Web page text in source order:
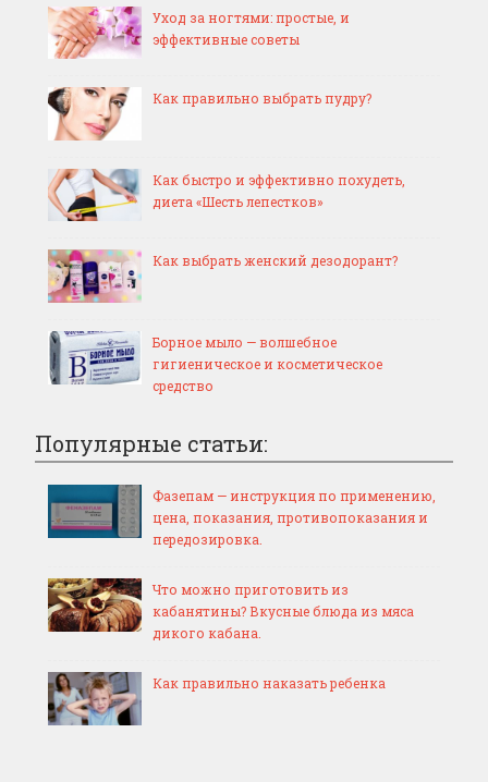
Уход за ногтями: простые, и
эффективные советы
Как правильно выбрать пудру?
Как быстро и эффективно похудеть,
диета «Шесть лепестков»
Как выбрать женский дезодорант?
Борное мыло — волшебное
гигиеническое и косметическое
средство
Популярные статьи:
Фазепам — инструкция по применению,
цена, показания, противопоказания и
передозировка.
Что можно приготовить из
кабанятины? Вкусные блюда из мяса
дикого кабана.
Как правильно наказать ребенка